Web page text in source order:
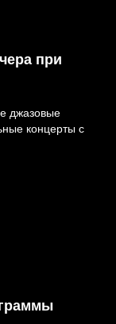
при
джазовые
концерты с